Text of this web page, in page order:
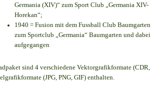
Germania (XIV)“ zum Sport Club „Germania XIV-
Horekan“;
1940 = Fusion mit dem Fussball Club Baumgarten
zum Sportclub „Germania“ Baumgarten und dabei
aufgegangen
sind 4 verschiedene Vektorgrafikformate (CDR,
(JPG, PNG, GIF) enthalten.